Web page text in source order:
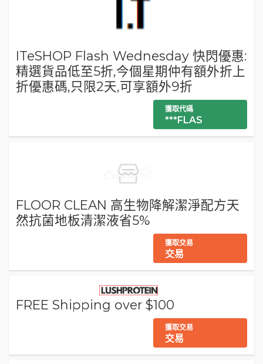
ITeSHOP Flash Wednesday 快閃優惠:
精選貨品低至5折,今個星期仲有額外折上
折優惠碼,只限2天,可享額外9折
獲取代碼
***FLAS
FLOOR CLEAN 高生物降解潔淨配方天
然抗菌地板清潔液省5%
獲取交易
交易
FREE Shipping over $100
獲取交易
交易